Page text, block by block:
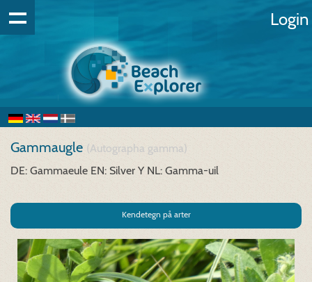
Login
Gammaugle (Autographa gamma)
DE: Gammaeule EN: Silver Y NL: Gamma-uil
Kendetegn på arter